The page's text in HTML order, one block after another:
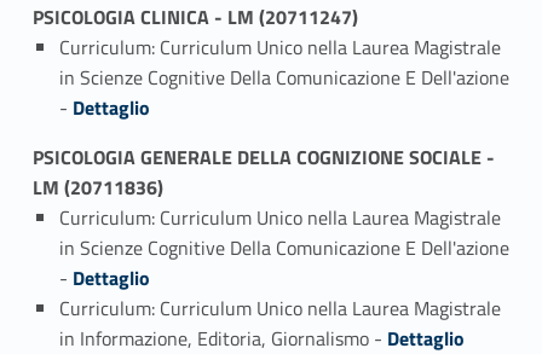
PSICOLOGIA CLINICA - LM (20711247)
Curriculum: Curriculum Unico nella Laurea Magistrale
in Scienze Cognitive Della Comunicazione E Dell'azione
- Link identifier #identifier_person_18577-1
Dettaglio
PSICOLOGIA GENERALE DELLA COGNIZIONE SOCIALE -
LM (20711836)
Curriculum: Curriculum Unico nella Laurea Magistrale
in Scienze Cognitive Della Comunicazione E Dell'azione
- Link identifier #identifier_person_180291-1
Dettaglio
Curriculum: Curriculum Unico nella Laurea Magistrale
in Informazione, Editoria, Giornalismo - Link identifier #identifier_person_170051-2
Dettaglio